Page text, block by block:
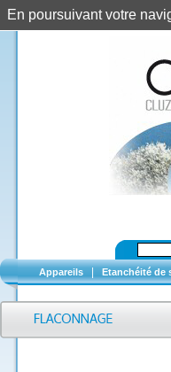
Appareils Etanchéité de
En poursuivant votre